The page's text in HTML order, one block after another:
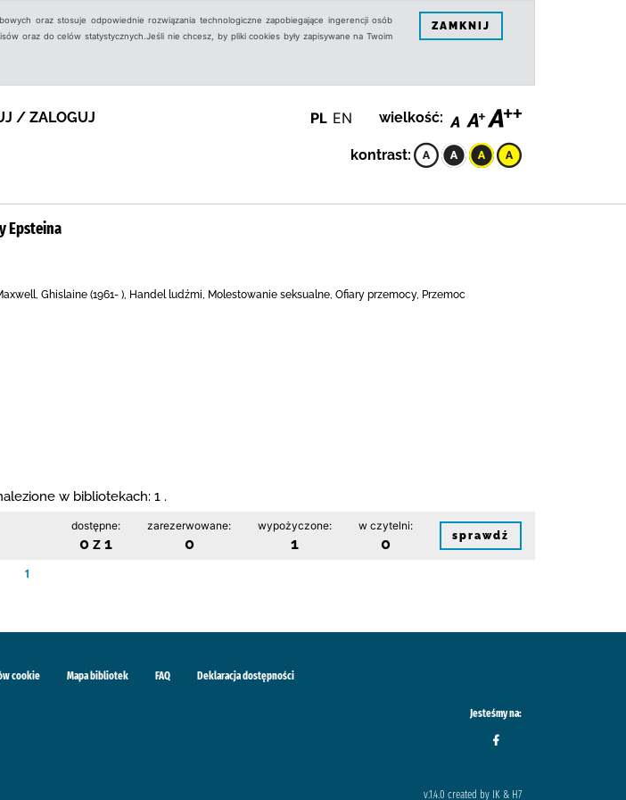
oraz stosuje odpowiednie rozwiązania technologiczne zapobiegające ingerencji osób
oraz do celów statystycznych.Jeśli nie chcesz, by pliki cookies były zapisywane na Twoim
ZAMKNIJ
/ ZALOGUJ PL EN wielkość:
kontrast:
Epsteina
Ghislaine (1961- ), Handel ludźmi, Molestowanie seksualne, Ofiary przemocy, Przemoc
w bibliotekach: 1 .
dostępne:
0 z 1
zarezerwowane:
0
wypożyczone:
1
w czytelni:
0 sprawdź
1
cookie Mapa bibliotek FAQ Deklaracja dostępności
Jesteśmy na:
v.1.4.0 created by IK & H7